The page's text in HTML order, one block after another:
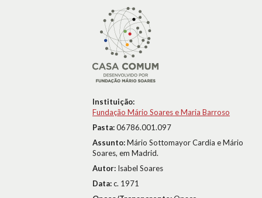
Instituição:
Fundação Mário Soares e Maria Barroso
Pasta:06786.001.097
Assunto:Mário Sottomayor Cardia e Mário
Soares, em Madrid.
Autor: Isabel Soares
Data:c. 1971